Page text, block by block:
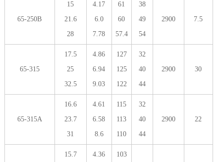
65-250B
15
21.6
28
4.17
6.0
7.78
61
60
57.4
38
49
54
2900 7.5
65-315
17.5
25
32.5
4.86
6.94
9.03
127
125
122
32
40
44
2900 30
65-315A
16.6
23.7
31
4.61
6.58
8.6
115
113
110
32
40
44
2900 22
15.7
4.36
103